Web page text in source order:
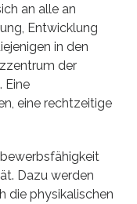
an alle an
Entwicklung
in den
der
Eine
eine rechtzeitige
Dazu werden
die physikalischen